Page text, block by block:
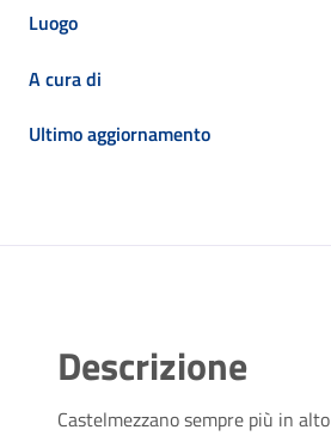
Luogo
A cura di
Ultimo aggiornamento
Descrizione
Castelmezzano sempre più in alto